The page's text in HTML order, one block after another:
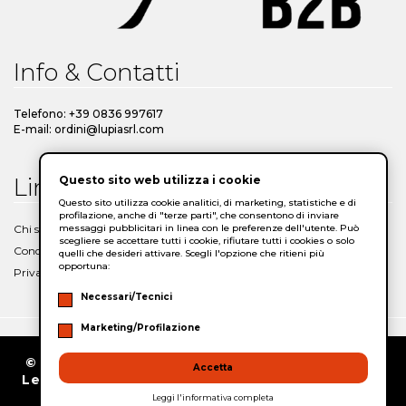
Info & Contatti
Telefono: +39 0836 997617
E-mail: ordini@lupiasrl.com
Link Utili
Chi siamo
Condizioni Generali di Vendita
Privacy Policy
© Copyright 2026/2027 Lupia - SS 275 Maglie-
Leuca, snc – Zona PIP 73020 San Cassiano (Le)
- P.IVA 03988090753
Questo sito web utilizza i cookie
Questo sito utilizza cookie analitici, di marketing, statistiche e di
profilazione, anche di "terze parti", che consentono di inviare
messaggi pubblicitari in linea con le preferenze dell'utente. Può
scegliere se accettare tutti i cookie, rifiutare tutti i cookies o solo
quelli che desideri attivare. Scegli l'opzione che ritieni più
opportuna:
Necessari/Tecnici
Marketing/Profilazione
Accetta
Leggi l'informativa completa